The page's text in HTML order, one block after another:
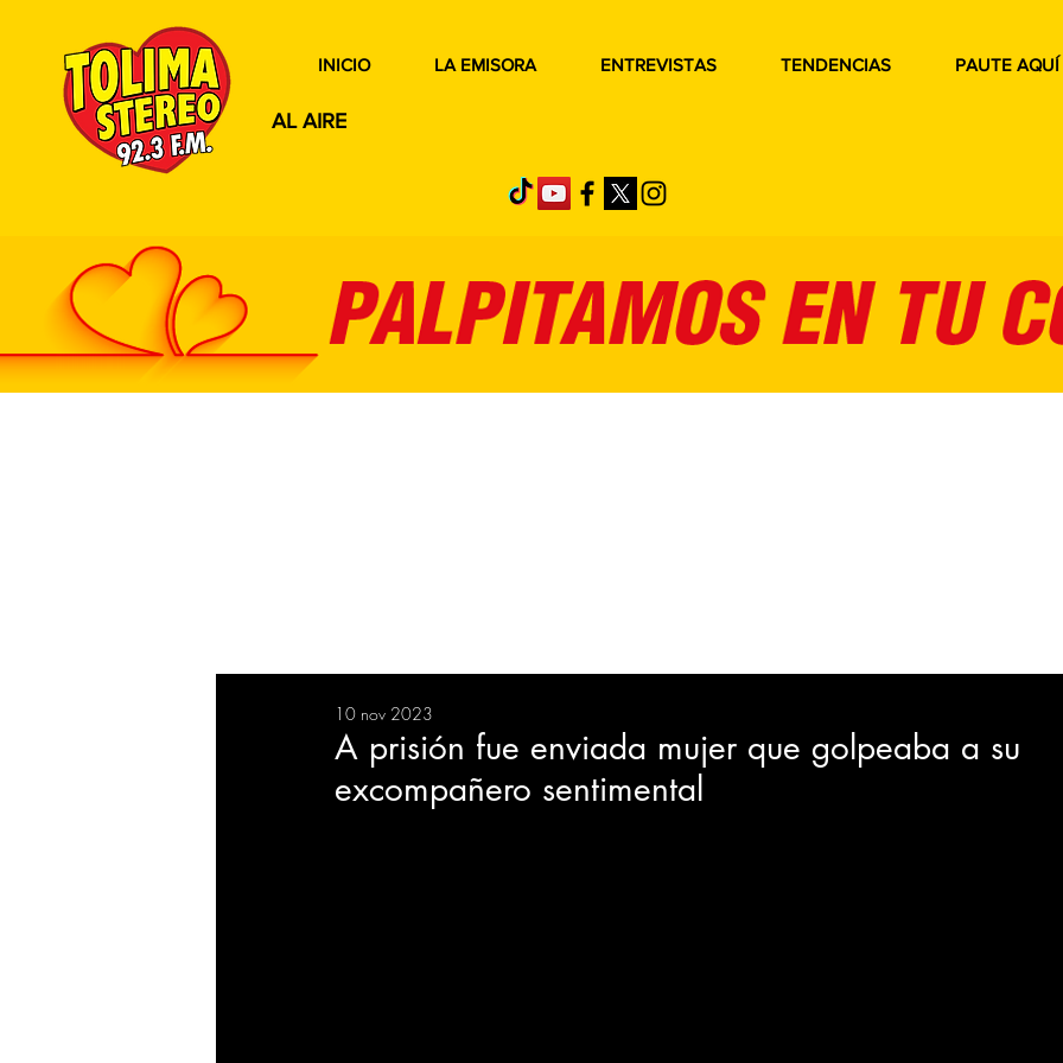
AL AIRE
INICIO LA EMISORA ENTREVISTAS TENDENCIAS PAUTE AQUÍ
BIENESTAR EVENTOS
TECNOLOGIA
A prisión fue enviada mujer que golpeaba a su
excompañero sentimental
10 nov 2023